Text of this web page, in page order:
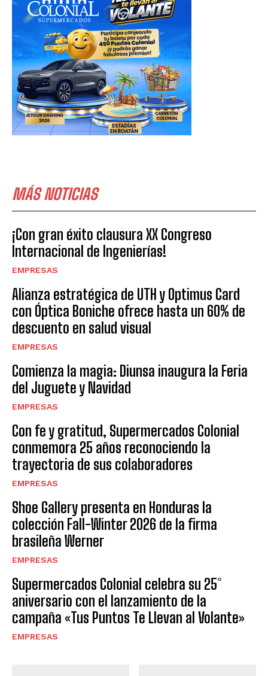
MÁS NOTICIAS
¡Con gran éxito clausura XX Congreso
Internacional de Ingenierías!
EMPRESAS
Alianza estratégica de UTH y Optimus Card
con Óptica Boniche ofrece hasta un 60% de
descuento en salud visual
EMPRESAS
Comienza la magia: Diunsa inaugura la Feria
del Juguete y Navidad
EMPRESAS
Con fe y gratitud, Supermercados Colonial
conmemora 25 años reconociendo la
trayectoria de sus colaboradores
EMPRESAS
Shoe Gallery presenta en Honduras la
colección Fall-Winter 2026 de la firma
brasileña Werner
EMPRESAS
Supermercados Colonial celebra su 25°
aniversario con el lanzamiento de la
campaña «Tus Puntos Te Llevan al Volante»
EMPRESAS